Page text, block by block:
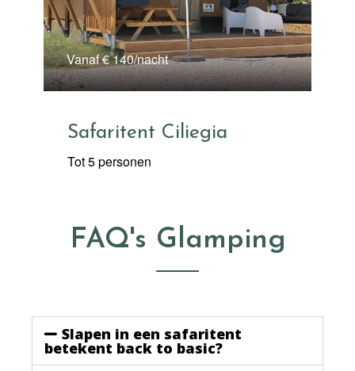
Vanaf € 140/nacht
Safaritent Ciliegia
Tot 5 personen
FAQ's Glamping
Slapen in een safaritent
betekent back to basic?